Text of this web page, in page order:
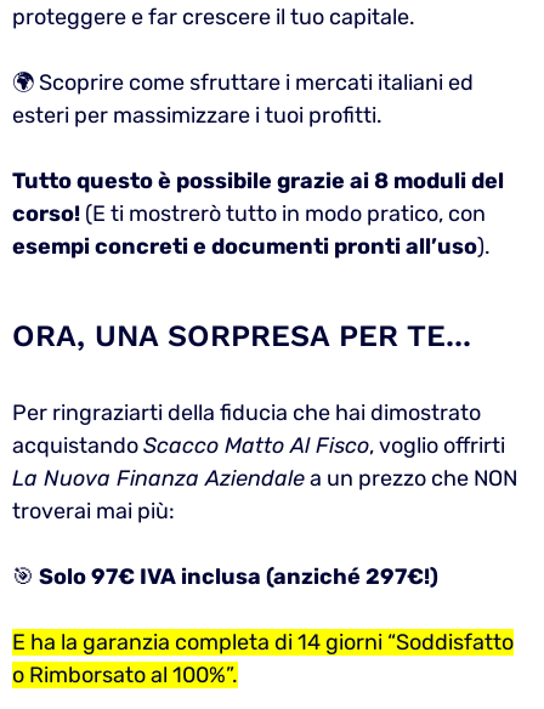
proteggere e far crescere il tuo capitale.
🌍 Scoprire come sfruttare i mercati italiani ed
esteri per massimizzare i tuoi profitti.
Tutto questo è possibile grazie ai 8 moduli del
corso! (E ti mostrerò tutto in modo pratico, con
esempi concreti e documenti pronti all’uso).
ORA, UNA SORPRESA PER TE...
Per ringraziarti della fiducia che hai dimostrato
acquistandoScacco Matto Al Fisco, voglio offrirti
La Nuova Finanza Aziendalea un prezzo che NON
troverai mai più:
🎯 Solo 97€ IVA inclusa (anziché 297€!)
E ha la garanzia completa di 14 giorni “Soddisfatto
o Rimborsato al 100%”.